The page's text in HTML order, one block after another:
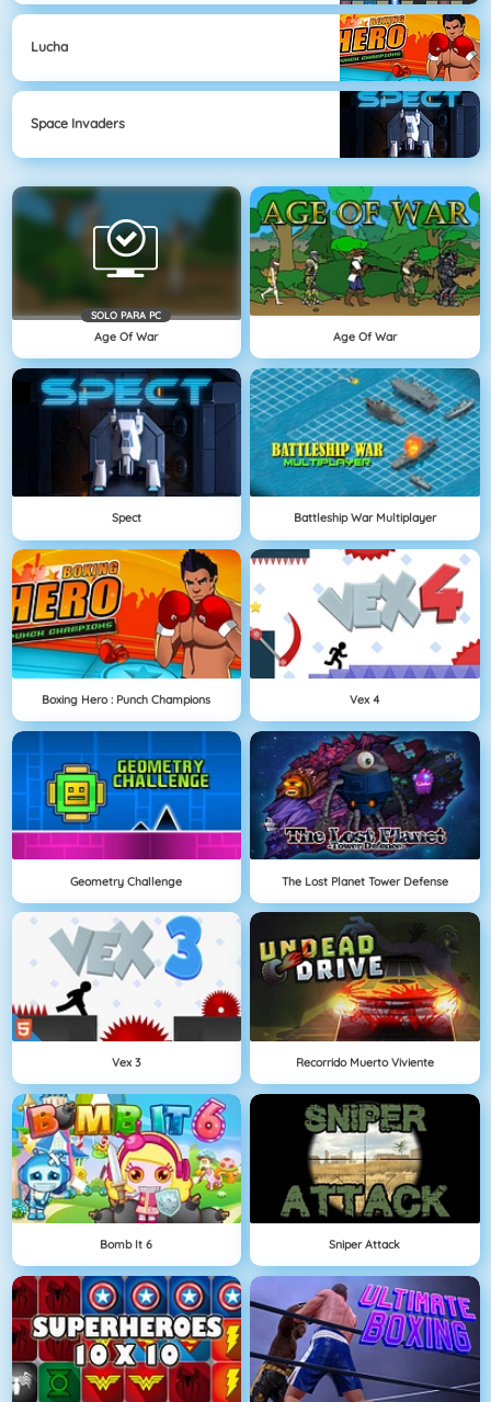
Lucha
Space Invaders
SOLO PARA PC
Age Of War Age Of War
Spect Battleship War Multiplayer
Boxing Hero : Punch Champions Vex 4
Geometry Challenge The Lost Planet Tower Defense
Vex 3 Recorrido Muerto Viviente
Bomb It 6 Sniper Attack